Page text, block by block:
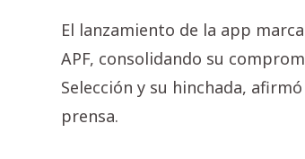
El lanzamiento de la app
APF, consolidando su
Selección y su hinchada,
prensa.